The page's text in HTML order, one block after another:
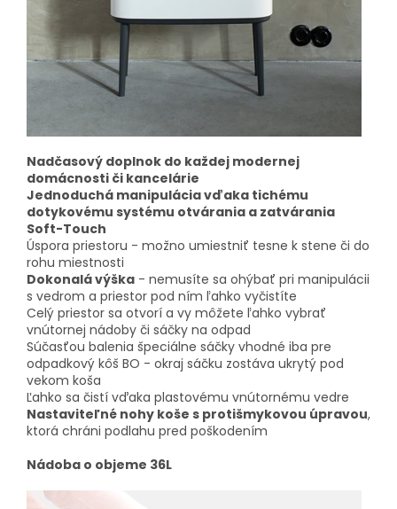
Nadčasový doplnok do každej modernej
domácnosti či kancelárie
Jednoduchá manipulácia vďaka tichému
dotykovému systému otvárania a zatvárania
Soft-Touch
Úspora priestoru - možno umiestniť tesne k stene či do
rohu miestnosti
Dokonalá výška - nemusíte sa ohýbať pri manipulácii
s vedrom a priestor pod ním ľahko vyčistíte
Celý priestor sa otvorí a vy môžete ľahko vybrať
vnútornej nádoby či sáčky na odpad
Súčasťou balenia špeciálne sáčky vhodné iba pre
odpadkový kôš BO - okraj sáčku zostáva ukrytý pod
vekom koša
Ľahko sa čistí vďaka plastovému vnútornému vedre
Nastaviteľné nohy koše s protišmykovou úpravou,
ktorá chráni podlahu pred poškodením
Nádoba o objeme 36L